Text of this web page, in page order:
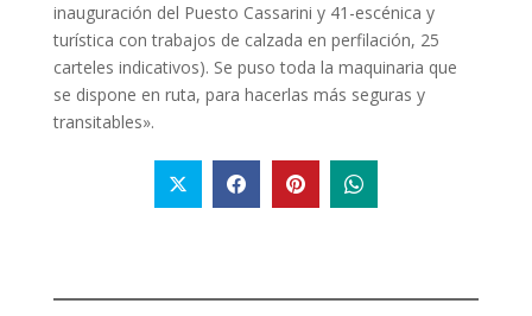
inauguración del Puesto Cassarini y 41-escénica y
turística con trabajos de calzada en perfilación, 25
carteles indicativos). Se puso toda la maquinaria que
se dispone en ruta, para hacerlas más seguras y
transitables».